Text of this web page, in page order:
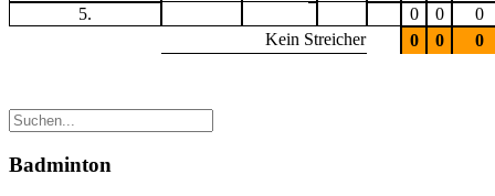
5.
0 0
0
Kein Streicher
0 0 0
Badminton